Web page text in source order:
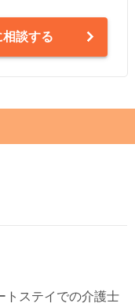
談する
トステイでの介護士